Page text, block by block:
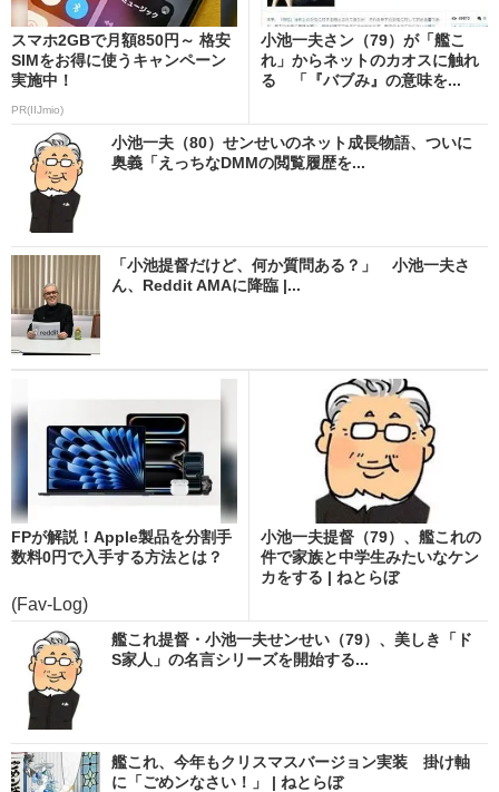
スマホ2GBで月額850円～ 格安
SIMをお得に使うキャンペーン
実施中！
PR(IIJmio)
小池一夫さン（79）が「艦こ
れ」からネットのカオスに触れ
る 「『バブみ』の意味を...
小池一夫（80）せンせいのネット成長物語、ついに
奥義「えっちなDMMの閲覧履歴を...
「小池提督だけど、何か質問ある？」 小池一夫さ
ん、Reddit AMAに降臨 |...
FPが解説！Apple製品を分割手
数料0円で入手する方法とは？
(Fav-Log)
小池一夫提督（79）、艦これの
件で家族と中学生みたいなケン
カをする | ねとらぼ
艦これ提督・小池一夫せンせい（79）、美しき「ド
S家人」の名言シリーズを開始する...
艦これ、今年もクリスマスバージョン実装 掛け軸
に「ごめンなさい！」 | ねとらぼ